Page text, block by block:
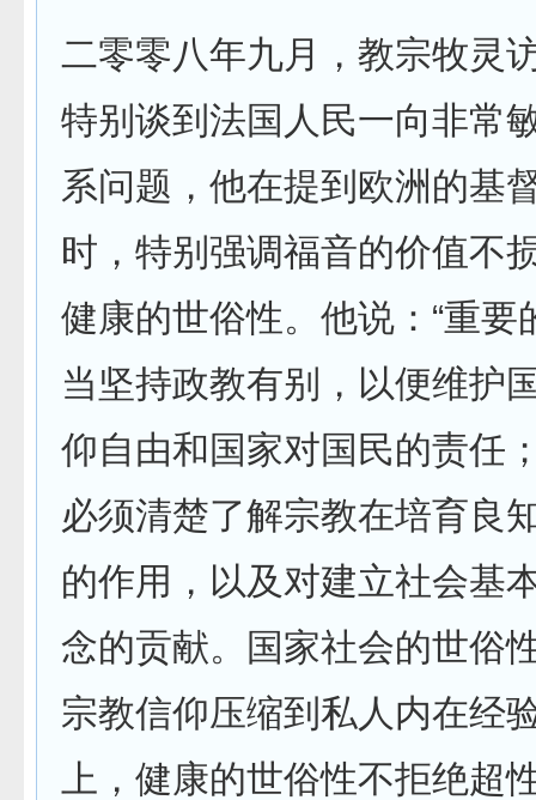
二零零八年九月，教宗牧灵
特别谈到法国人民一向非常
系问题，他在提到欧洲的基
时，特别强调福音的价值不
健康的世俗性。他说：“重要
当坚持政教有别，以便维护
仰自由和国家对国民的责任
必须清楚了解宗教在培育良
的作用，以及对建立社会基
念的贡献。国家社会的世俗
宗教信仰压缩到私人内在经
上，健康的世俗性不拒绝超